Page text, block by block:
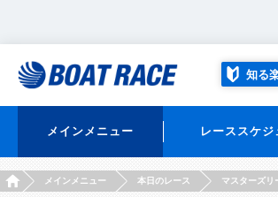
知る
メインメニュー レーススケジ
HOMEメインメニュー 本日のレース マスターズ